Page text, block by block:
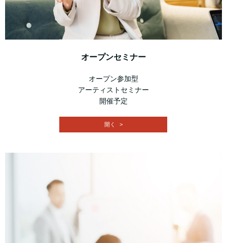
オープンセミナー
オープン参加型
アーティストセミナー
開催予定
開く